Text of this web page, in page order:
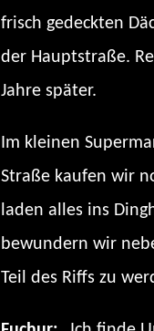
frisch gedeckten
der Hauptstraße.
Jahre später.
Im kleinen
Straße kaufen wir
laden alles ins
bewundern wir
Teil des Riffs zu